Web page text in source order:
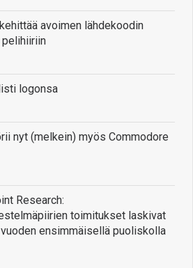
avoimen lähdekoodin
logonsa
nyt (melkein) myös Commodore
Research:
toimitukset laskivat
ensimmäisellä puoliskolla